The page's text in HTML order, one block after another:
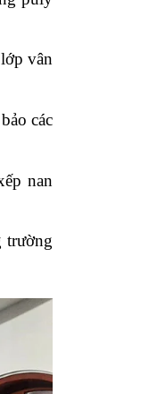
vân
các
nan
trường